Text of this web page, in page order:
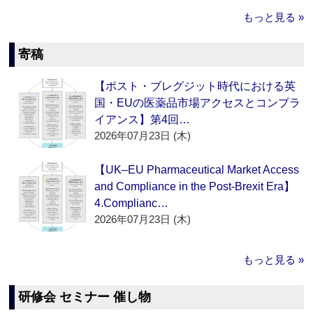
もっと見る »
寄稿
【ポスト・ブレグジット時代における英
国・EUの医薬品市場アクセスとコンプラ
イアンス】第4回…
2026年07月23日 (木)
【UK–EU Pharmaceutical Market Access
and Compliance in the Post-Brexit Era】
4.Complianc…
2026年07月23日 (木)
もっと見る »
研修会 セミナー 催し物